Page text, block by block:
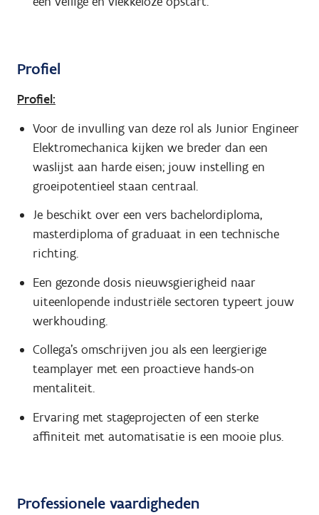
Profiel
Profiel:
Voor de invulling van deze rol als Junior Engineer
Elektromechanica kijken we breder dan een
waslijst aan harde eisen; jouw instelling en
groeipotentieel staan centraal.
Je beschikt over een vers bachelordiploma,
masterdiploma of graduaat in een technische
richting.
Een gezonde dosis nieuwsgierigheid naar
uiteenlopende industriële sectoren typeert jouw
werkhouding.
Collega's omschrijven jou als een leergierige
teamplayer met een proactieve hands-on
mentaliteit.
Ervaring met stageprojecten of een sterke
affiniteit met automatisatie is een mooie plus.
Professionele vaardigheden